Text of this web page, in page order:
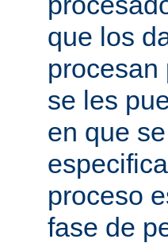
que los
procesan
se les
en que
proceso
fase de